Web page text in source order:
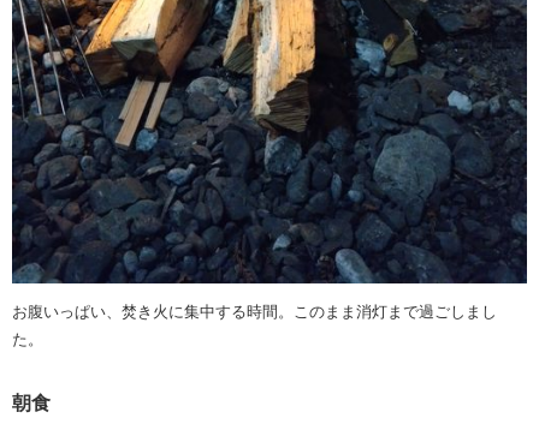
お腹いっぱい、焚き火に集中する時間。このまま消灯まで過ごしまし
た。
朝食